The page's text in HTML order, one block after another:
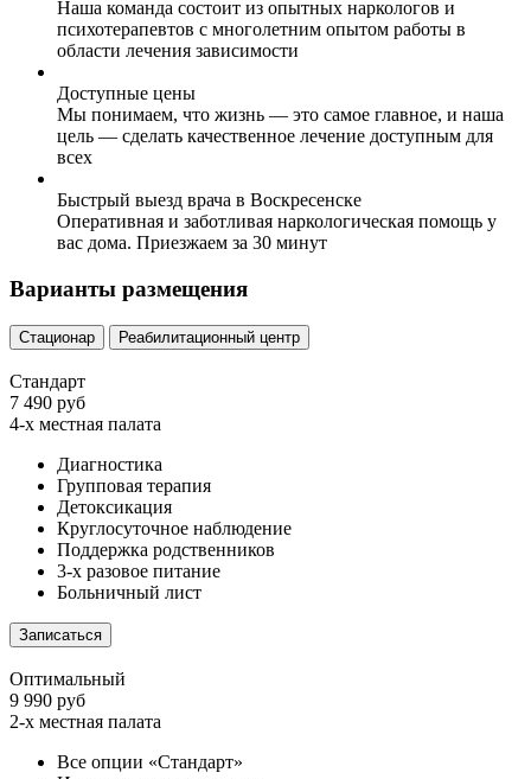
Наша команда состоит из опытных наркологов и
психотерапевтов с многолетним опытом работы в
области лечения зависимости
Доступные цены
Мы понимаем, что жизнь — это самое главное, и наша
цель — сделать качественное лечение доступным для
всех
Быстрый выезд врача в Воскресенске
Оперативная и заботливая наркологическая помощь у
вас дома. Приезжаем за 30 минут
Варианты размещения
Стационар Реабилитационный центр
Стандарт
7 490 руб
4-х местная палата
Диагностика
Групповая терапия
Детоксикация
Круглосуточное наблюдение
Поддержка родственников
3-х разовое питание
Больничный лист
Записаться
Оптимальный
9 990 руб
2-х местная палата
Все опции «Стандарт»